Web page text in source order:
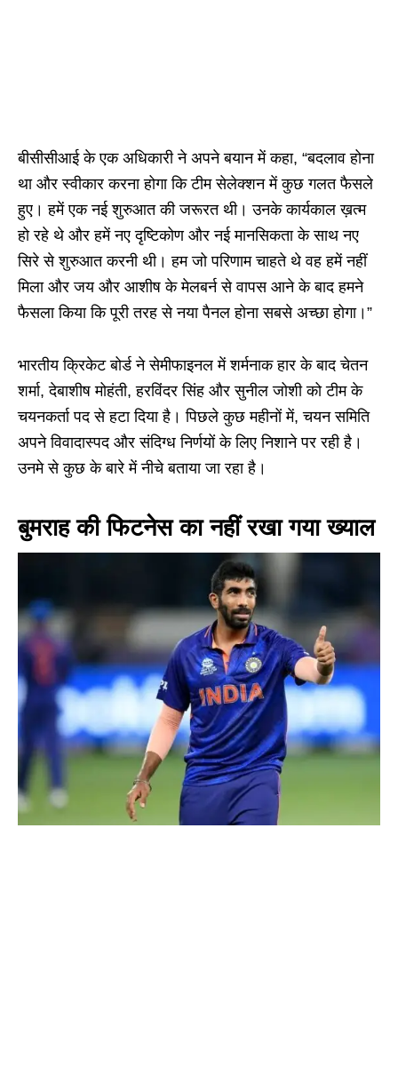
बीसीसीआई के एक अधिकारी ने अपने बयान में कहा, “बदलाव होना
था और स्वीकार करना होगा कि टीम सेलेक्शन में कुछ गलत फैसले
हुए। हमें एक नई शुरुआत की जरूरत थी। उनके कार्यकाल ख़त्म
हो रहे थे और हमें नए दृष्टिकोण और नई मानसिकता के साथ नए
सिरे से शुरुआत करनी थी। हम जो परिणाम चाहते थे वह हमें नहीं
मिला और जय और आशीष के मेलबर्न से वापस आने के बाद हमने
फैसला किया कि पूरी तरह से नया पैनल होना सबसे अच्छा होगा।”
भारतीय क्रिकेट बोर्ड ने सेमीफाइनल में शर्मनाक हार के बाद चेतन
शर्मा, देबाशीष मोहंती, हरविंदर सिंह और सुनील जोशी को टीम के
चयनकर्ता पद से हटा दिया है। पिछले कुछ महीनों में, चयन समिति
अपने विवादास्पद और संदिग्ध निर्णयों के लिए निशाने पर रही है।
उनमे से कुछ के बारे में नीचे बताया जा रहा है।
बुमराह की फिटनेस का नहीं रखा गया ख्याल